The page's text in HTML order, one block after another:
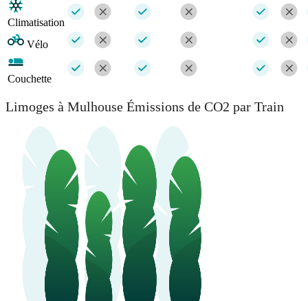
Climatisation
Vélo
Couchette
Limoges à Mulhouse Émissions de CO2 par Train